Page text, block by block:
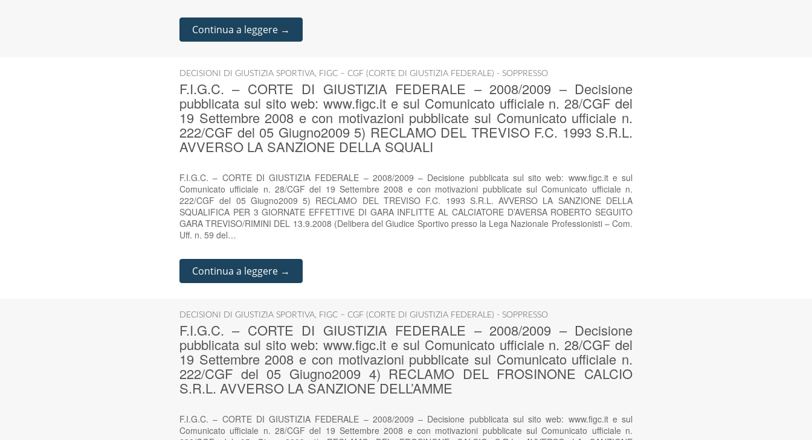
Continua a leggere →
DECISIONI DI GIUSTIZIA SPORTIVA, FIGC – CGF (CORTE DI GIUSTIZIA FEDERALE) - SOPPRESSO
F.I.G.C. – CORTE DI GIUSTIZIA FEDERALE – 2008/2009 – Decisione
pubblicata sul sito web: www.figc.it e sul Comunicato ufficiale n. 28/CGF del
19 Settembre 2008 e con motivazioni pubblicate sul Comunicato ufficiale n.
222/CGF del 05 Giugno2009 5) RECLAMO DEL TREVISO F.C. 1993 S.R.L.
AVVERSO LA SANZIONE DELLA SQUALI
F.I.G.C. – CORTE DI GIUSTIZIA FEDERALE – 2008/2009 – Decisione pubblicata sul sito web: www.figc.it e sul
Comunicato ufficiale n. 28/CGF del 19 Settembre 2008 e con motivazioni pubblicate sul Comunicato ufficiale n.
222/CGF del 05 Giugno2009 5) RECLAMO DEL TREVISO F.C. 1993 S.R.L. AVVERSO LA SANZIONE DELLA
SQUALIFICA PER 3 GIORNATE EFFETTIVE DI GARA INFLITTE AL CALCIATORE D’AVERSA ROBERTO SEGUITO
GARA TREVISO/RIMINI DEL 13.9.2008 (Delibera del Giudice Sportivo presso la Lega Nazionale Professionisti – Com.
Uff. n. 59 del…
Continua a leggere →
DECISIONI DI GIUSTIZIA SPORTIVA, FIGC – CGF (CORTE DI GIUSTIZIA FEDERALE) - SOPPRESSO
F.I.G.C. – CORTE DI GIUSTIZIA FEDERALE – 2008/2009 – Decisione
pubblicata sul sito web: www.figc.it e sul Comunicato ufficiale n. 28/CGF del
19 Settembre 2008 e con motivazioni pubblicate sul Comunicato ufficiale n.
222/CGF del 05 Giugno2009 4) RECLAMO DEL FROSINONE CALCIO
S.R.L. AVVERSO LA SANZIONE DELL’AMME
F.I.G.C. – CORTE DI GIUSTIZIA FEDERALE – 2008/2009 – Decisione pubblicata sul sito web: www.figc.it e sul
Comunicato ufficiale n. 28/CGF del 19 Settembre 2008 e con motivazioni pubblicate sul Comunicato ufficiale n.